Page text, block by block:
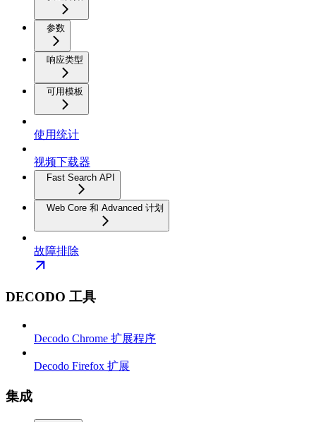
参数
响应类型
可用模板
使用统计
视频下载器
Fast Search API
Web Core 和 Advanced 计划
故障排除
DECODO 工具
Decodo Chrome 扩展程序
Decodo Firefox 扩展
集成